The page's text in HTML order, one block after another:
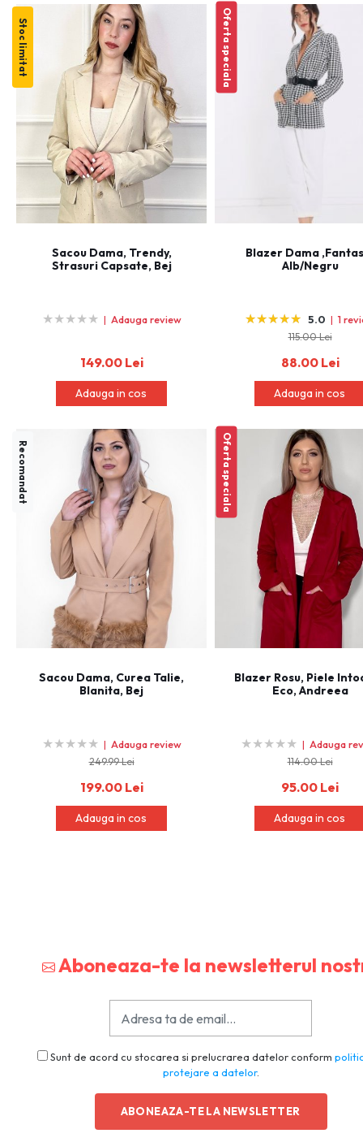
Stoc limitat
Sacou Dama, Trendy,
Strasuri Capsate, Bej
★★★★★
★★★★★ | Adauga review
149.00 Lei
Adauga in cos
Oferta speciala
Blazer Dama
Alb/Negru
★★★★★
★★★★★ 5.0 | 1
115.00 Lei
88.00 Lei
Adauga in cos
Recomandat
Sacou Dama, Curea Talie,
Blanita, Bej
★★★★★
★★★★★ | Adauga review
249.99 Lei
199.00 Lei
Adauga in cos
Oferta speciala
Blazer Rosu, Piele
Eco, Andreea
★★★★★
★★★★★ | Adauga
114.00 Lei
95.00 Lei
Adauga in cos
Aboneaza-te la newsletterul
Sunt de acord cu stocarea si prelucrarea datelor conform
protejare a datelor.
ABONEAZA-TE LA NEWSLETTER